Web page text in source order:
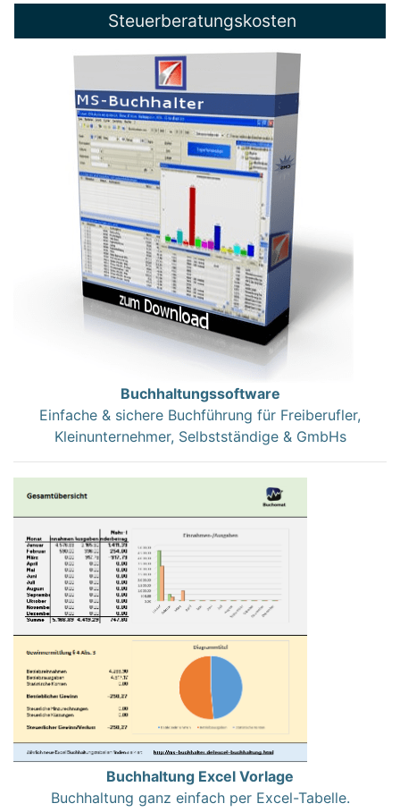
Steuerberatungskosten
Buchhaltungssoftware
Einfache & sichere Buchführung für Freiberufler,
Kleinunternehmer, Selbstständige & GmbHs
Buchhaltung Excel Vorlage
Buchhaltung ganz einfach per Excel-Tabelle.